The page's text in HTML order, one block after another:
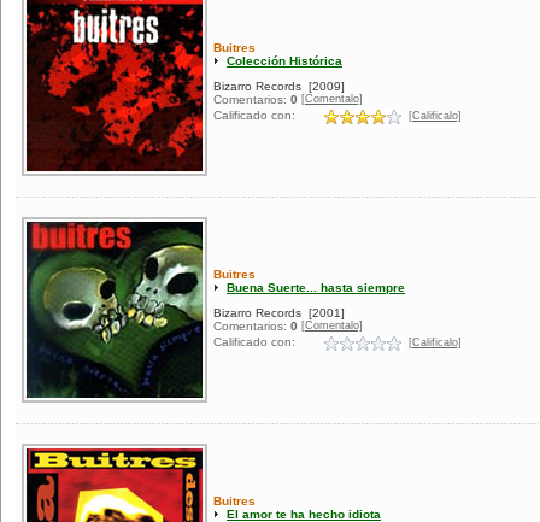
Buitres
Colección Histórica
Bizarro Records [2009]
Comentarios: 0 [Comentalo]
Calificado con: [Calificalo]
Buitres
Buena Suerte... hasta siempre
Bizarro Records [2001]
Comentarios: 0 [Comentalo]
Calificado con: [Calificalo]
Buitres
El amor te ha hecho idiota